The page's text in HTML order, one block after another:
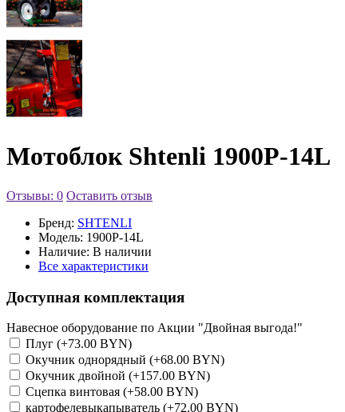
Мотоблок Shtenli 1900P-14L
Отзывы: 0 Оставить отзыв
Бренд: SHTENLI
Модель: 1900P-14L
Наличие: В наличии
Все характеристики
Доступная комплектация
Навесное оборудование по Акции "Двойная выгода!"
Плуг (+73.00 BYN)
Окучник однорядный (+68.00 BYN)
Окучник двойной (+157.00 BYN)
Сцепка винтовая (+58.00 BYN)
картофелевыкапыватель (+72.00 BYN)